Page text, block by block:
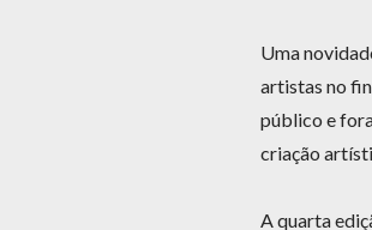
Uma
artistas no
público e
criação
A quarta